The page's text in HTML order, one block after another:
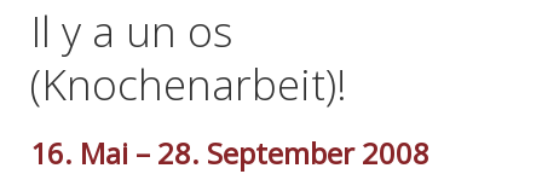
Il y a un os
(Knochenarbeit)!
16. Mai – 28. September 2008